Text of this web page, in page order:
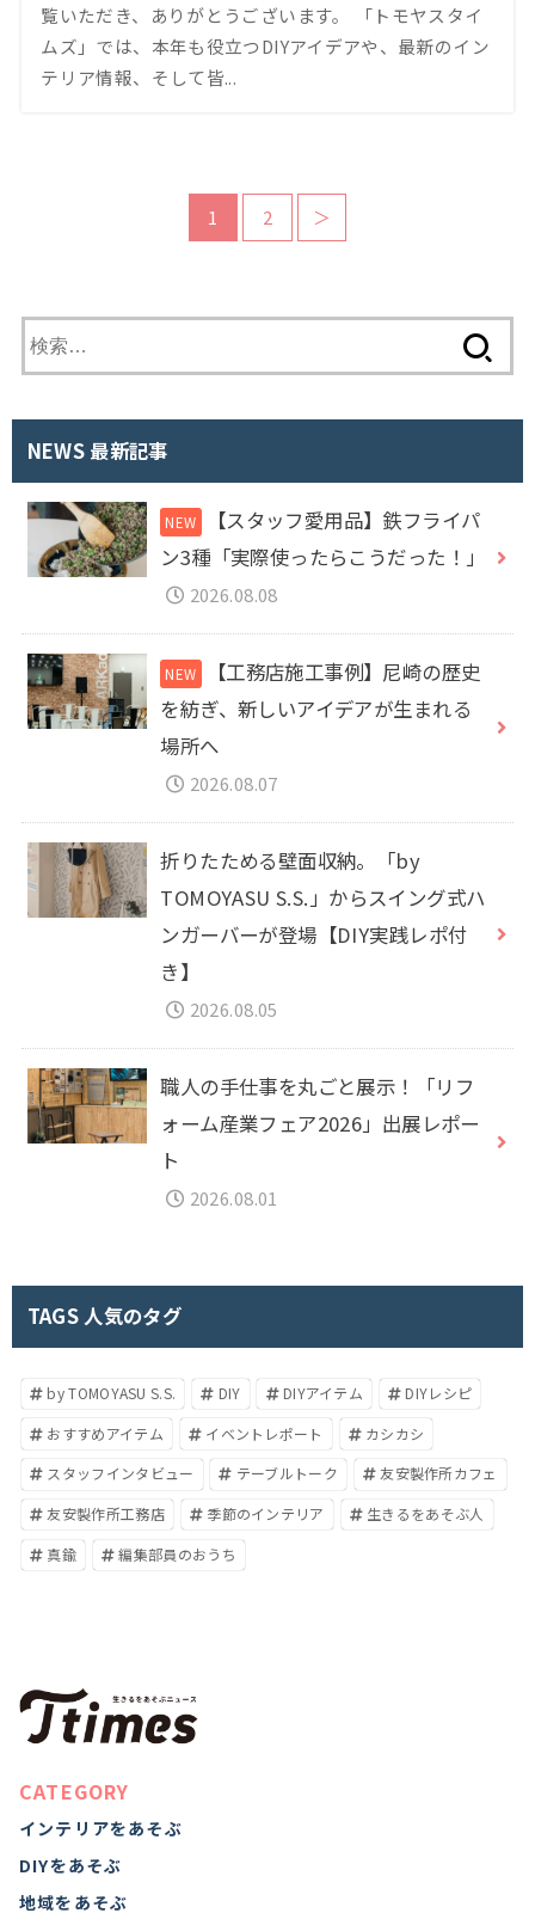
覧いただき、ありがとうございます。 「トモヤスタイ
ムズ」では、本年も役立つDIYアイデアや、最新のイン
テリア情報、そして皆...
1 2 ＞
索
NEWS 最新記事
【スタッフ愛用品】鉄フライパ
ン3種「実際使ったらこうだった！」
2026.08.08
【工務店施工事例】尼崎の歴史
を紡ぎ、新しいアイデアが生まれる
場所へ
2026.08.07
折りたためる壁面収納。「by
TOMOYASU S.S.」からスイング式ハ
ンガーバーが登場【DIY実践レポ付
き】
2026.08.05
職人の手仕事を丸ごと展示！「リフ
ォーム産業フェア2026」出展レポー
ト
2026.08.01
TAGS 人気のタグ
by TOMOYASU S.S. DIY DIYアイテム
DIYレシピ
おすすめアイテム
イベントレポート
カシカシ
スタッフインタビュー
テーブルトーク
友安製作所カフェ
友安製作所工務店
季節のインテリア
生きるをあそぶ人
真鍮
編集部員のおうち
CATEGORY
インテリアをあそぶ
DIYをあそぶ
地域をあそぶ